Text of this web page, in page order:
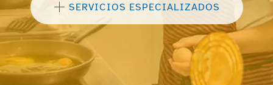
SERVICIOS ESPECIALIZADOS